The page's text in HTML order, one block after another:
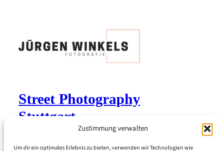
Zustimmung verwalten
Um dir ein optimales Erlebnis zu bieten, verwenden wir Technologien wie
Street Photography
Stuttgart